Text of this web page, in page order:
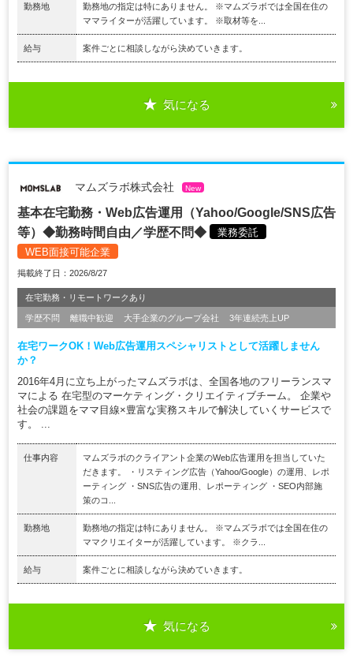
勤務地
勤務地の指定は特にありません。 ※マムズラボでは全国在住の
ママライターが活躍しています。 ※取材等を...
給与 案件ごとに相談しながら決めていきます。
気になる
マムズラボ株式会社 New
基本在宅勤務・Web広告運用（Yahoo/Google/SNS広告
等）◆勤務時間自由／学歴不問◆
業務委託
WEB面接可能企業
掲載終了日：2026/8/27
在宅勤務・リモートワークあり
学歴不問 離職中歓迎 大手企業のグループ会社 3年連続売上UP
在宅ワークOK！Web広告運用スペシャリストとして活躍しません
か？
2016年4月に立ち上がったマムズラボは、全国各地のフリーランスマ
マによる 在宅型のマーケティング・クリエイティブチーム。 企業や
社会の課題をママ目線×豊富な実務スキルで解決していくサービスで
す。 ...
仕事内容
マムズラボのクライアント企業のWeb広告運用を担当していた
だきます。 ・リスティング広告（Yahoo/Google）の運用、レポ
ーティング ・SNS広告の運用、レポーティング ・SEO内部施
策のコ...
勤務地
勤務地の指定は特にありません。 ※マムズラボでは全国在住の
ママクリエイターが活躍しています。 ※クラ...
給与 案件ごとに相談しながら決めていきます。
気になる